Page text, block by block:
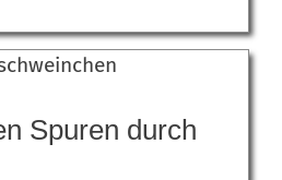
Spuren durch